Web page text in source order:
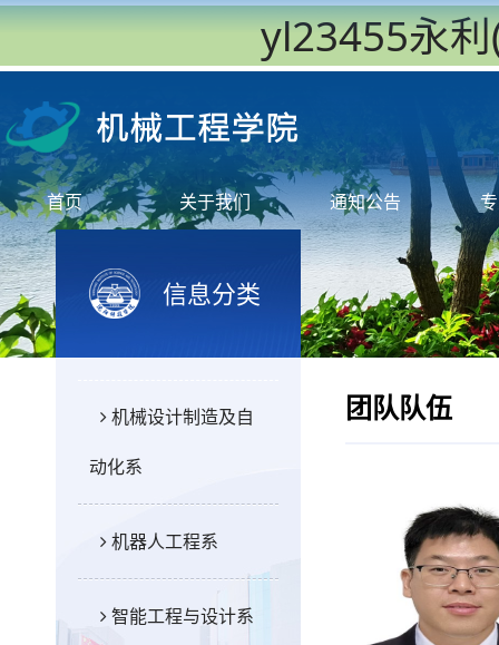
yl23455永
首页 关于我们 通知公告
信息分类
机械设计制造及自
动化系
机器人工程系
智能工程与设计系
团队队伍